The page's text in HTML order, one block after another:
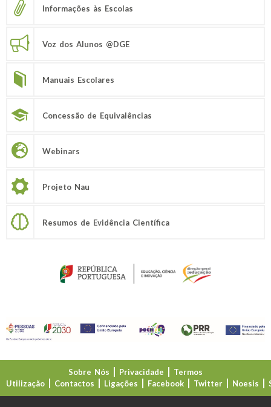
Informações às Escolas
Voz dos Alunos @DGE
Manuais Escolares
Concessão de Equivalências
Webinars
Projeto Nau
Resumos de Evidência Científica
Sobre Nós Privacidade
Termos
Utilização
Contactos Ligações Facebook Twitter Noesis